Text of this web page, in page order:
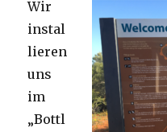
Wir
instal
lieren
uns
im
„Bottl